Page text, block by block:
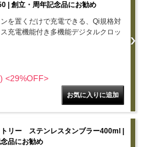
| 創立・周年記念品にお勧め
を置くだけで充電できる、Qi規格対
充電機能付き多機能デジタルクロッ
<29%OFF>
リー ステンレスタンブラー400ml |
品にお勧め